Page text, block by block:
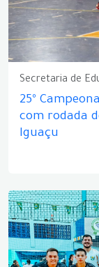
Secretaria de
25º
com rodada
Iguaçu